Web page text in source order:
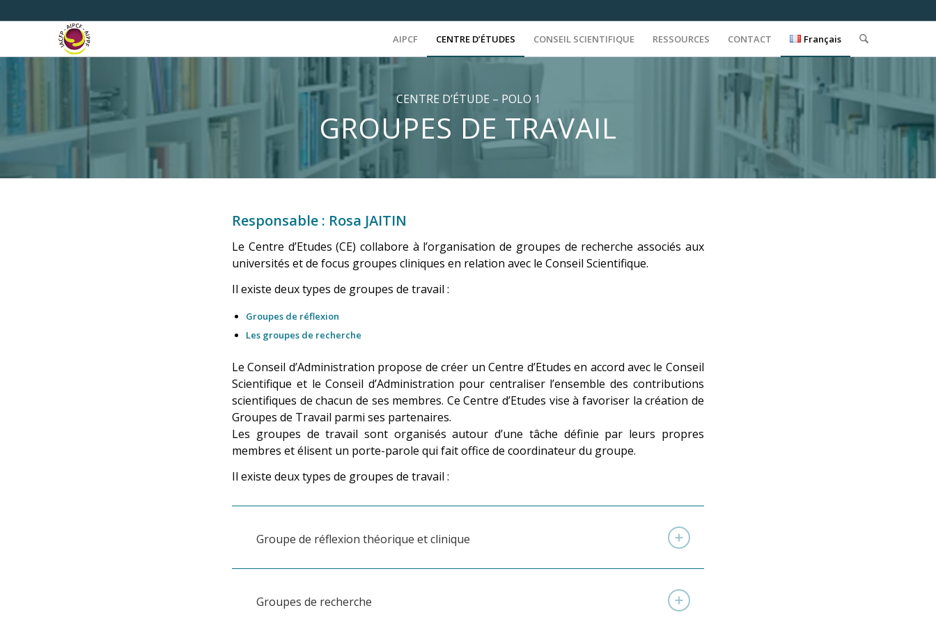
AIPCF CENTRE D’ÉTUDES CONSEIL SCIENTIFIQUE RESSOURCES CONTACT Français
CENTRE D’ÉTUDE – POLO 1
GROUPES DE TRAVAIL
Responsable : Rosa JAITIN
Le Centre d’Etudes (CE) collabore à l’organisation de groupes de recherche associés aux
universités et de focus groupes cliniques en relation avec le Conseil Scientifique.
Il existe deux types de groupes de travail :
Groupes de réflexion
Les groupes de recherche
Le Conseil d’Administration propose de créer un Centre d’Etudes en accord avec le Conseil
Scientifique et le Conseil d’Administration pour centraliser l’ensemble des contributions
scientifiques de chacun de ses membres. Ce Centre d’Etudes vise à favoriser la création de
Groupes de Travail parmi ses partenaires.
Les groupes de travail sont organisés autour d’une tâche définie par leurs propres
membres et élisent un porte-parole qui fait office de coordinateur du groupe.
Il existe deux types de groupes de travail :
Groupe de réflexion théorique et clinique
Groupes de recherche